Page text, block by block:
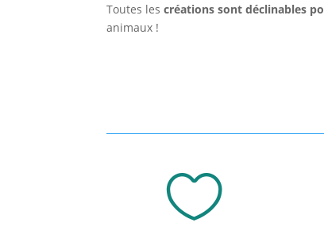
Toutes les créations sont déclinables
animaux !
